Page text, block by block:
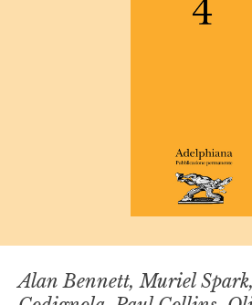
Alan Bennett, Muriel